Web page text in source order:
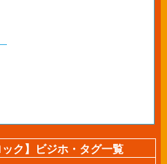
ック】ビジホ・タグ一覧